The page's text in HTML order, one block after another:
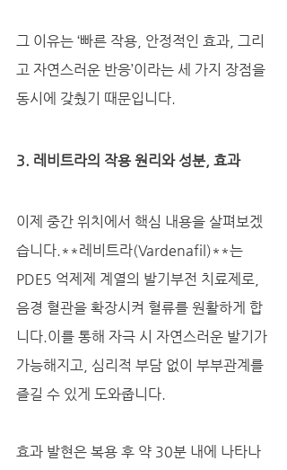
그 이유는 ‘빠른 작용, 안정적인 효과, 그리
고 자연스러운 반응’이라는 세 가지 장점을
동시에 갖췄기 때문입니다.
3. 레비트라의 작용 원리와 성분, 효과
이제 중간 위치에서 핵심 내용을 살펴보겠
습니다.**레비트라(Vardenafil)**는
PDE5 억제제 계열의 발기부전 치료제로,
음경 혈관을 확장시켜 혈류를 원활하게 합
니다.이를 통해 자극 시 자연스러운 발기가
가능해지고, 심리적 부담 없이 부부관계를
즐길 수 있게 도와줍니다.
효과 발현은 복용 후 약 30분 내에 나타나